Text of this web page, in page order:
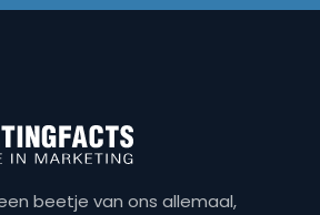
beetje van ons allemaal,